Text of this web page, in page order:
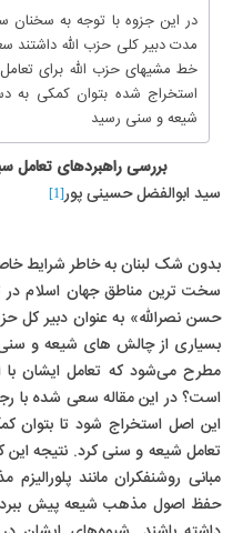
در این جزوه با توجه به سخنان
مدت دبیر کلی حزب الله داشتند
خط مشیهای حزب الله برای
استخراج شده بتوان کمکی به
شیعه و سنی رسید
بررسی راهبردهای تعامل
سید ابوالفضل حسینی پور[1]
بدون شک لبنان به خاطر شرایط
سخت ترین مناطق جهان اسلام
حسن نصرالله» به عنوان دبیر کل
بسیاری از چالش های شیعه و
مطرح می‌شود که تعامل ایشان
است؟ در این مقاله سعی شده با
این اصل استخراج شود تا بتوان
تعامل شیعه و سنی کرد. نتیجه
مبانی روشنفکران مانند
حفظ اصول مذهب شیعه پیش ببرد و